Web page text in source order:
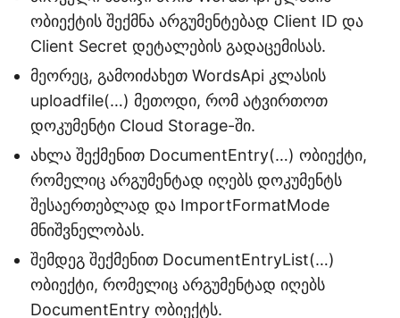
ობიექტის შექმნა არგუმენტებად Client ID და
Client Secret დეტალების გადაცემისას.
მეორეც, გამოიძახეთ WordsApi კლასის
uploadfile(…) მეთოდი, რომ ატვირთოთ
დოკუმენტი Cloud Storage-ში.
ახლა შექმენით DocumentEntry(…) ობიექტი,
რომელიც არგუმენტად იღებს დოკუმენტს
შესაერთებლად და ImportFormatMode
მნიშვნელობას.
შემდეგ შექმენით DocumentEntryList(…)
ობიექტი, რომელიც არგუმენტად იღებს
DocumentEntry ობიექტს.